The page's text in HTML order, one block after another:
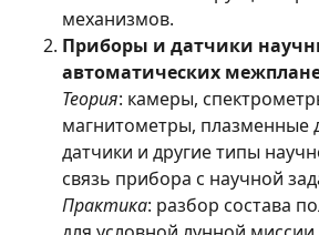
механизмов.
Приборы и датчики
автоматических
Теория: камеры,
магнитометры, плазменные
датчики и другие типы
связь прибора с научной
Практика: разбор состава